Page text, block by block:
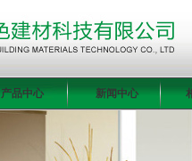
产品中心 新闻中心